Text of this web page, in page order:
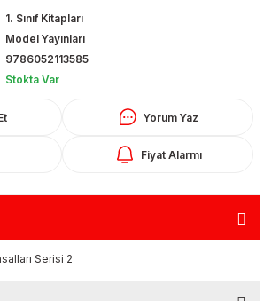
1. Sınıf Kitapları
Model Yayınları
9786052113585
Stokta Var
Yorum Yaz
Fiyat Alarmı
Serisi 2